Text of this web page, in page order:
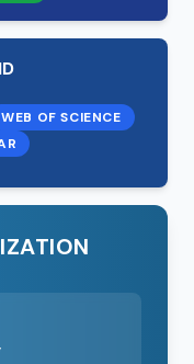
WEB OF SCIENCE